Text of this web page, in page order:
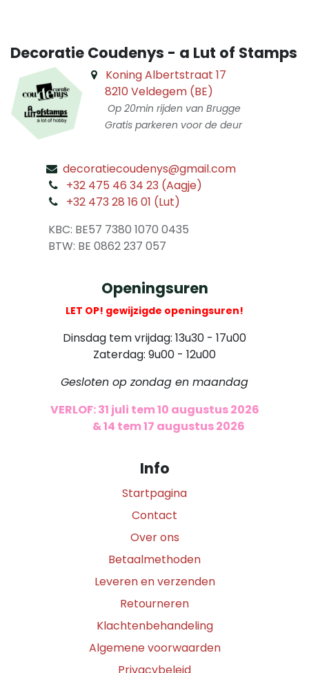
Decoratie Coudenys - a Lut of Stamps
Koning Albertstraat 17
8210 Veldegem (BE)
Op 20min rijden van Brugge
Gratis parkeren voor de deur
decoratiecoudenys@gmail.com
+32 475 46 34 23 (Aagje)
+32 473 28 16 01 (Lut)
KBC: BE57 7380 1070 0435
​ BTW: BE 0862 237 057
Openingsuren
LET OP! gewijzigde openingsuren!
Dinsdag tem vrijdag: 13u30 - 17u00
Zaterdag: 9u00 - 12u00
Gesloten op zondag en maandag
VERLOF: 31 juli tem 10 augustus 2026
& 14 tem 17 augustus 2026
Info
Startpagina
Contact
Over ons
Betaalmethoden
Leveren en verzenden
Retourneren
Klachtenbehandeling
Algemene voorwaarden